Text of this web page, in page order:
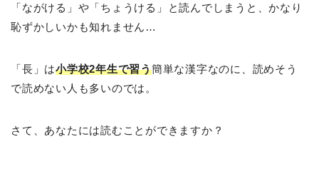
「ながける」や「ちょうける」と読んでしまうと、かなり
恥ずかしいかも知れません…
「長」は小学校2年生で習う簡単な漢字なのに、読めそう
で読めない人も多いのでは。
さて、あなたには読むことができますか？